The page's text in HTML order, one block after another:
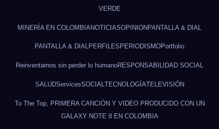
VERDE
MINERÍA EN COLOMBIANOTICIASOPINIONPANTALLA & DIAL
PANTALLA & DIALPERFILES PERIODISMOPortfolio
Reinventarnos sin perder lo humanoRESPONSABILIDAD SOCIAL
SALUDServicesSOCIAL TECNOLOGÍATELEVISIÓN
To The Top, PRIMERA CANCIÓN Y VIDEO PRODUCIDO CON UN
GALAXY NOTE 8 EN COLOMBIA